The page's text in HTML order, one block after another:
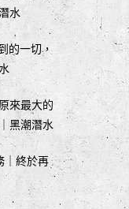
水
的一切，
來最大的
黑潮潛水
｜終於再